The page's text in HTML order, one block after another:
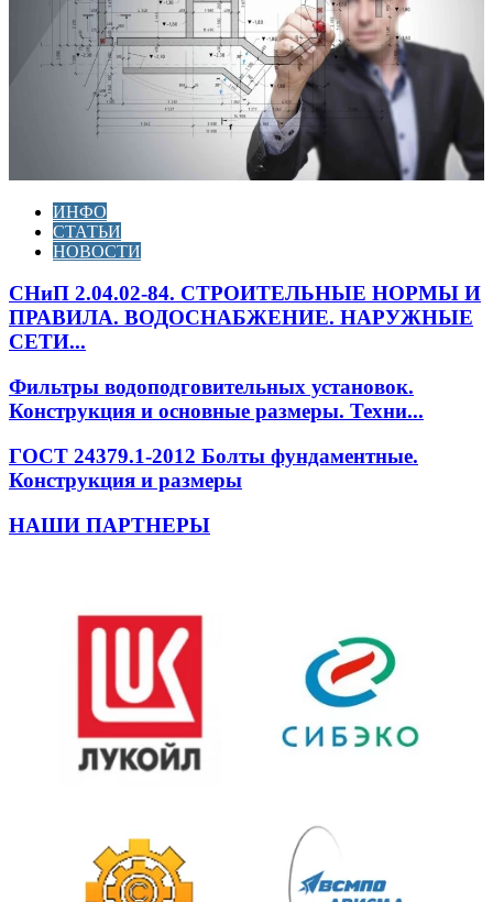
ИНФО
СТАТЬИ
НОВОСТИ
СНиП 2.04.02-84. СТРОИТЕЛЬНЫЕ НОРМЫ И
ПРАВИЛА. ВОДОСНАБЖЕНИЕ. НАРУЖНЫЕ
СЕТИ...
Фильтры водоподговительных установок.
Конструкция и основные размеры. Техни...
ГОСТ 24379.1-2012 Болты фундаментные.
Конструкция и размеры
НАШИ ПАРТНЕРЫ